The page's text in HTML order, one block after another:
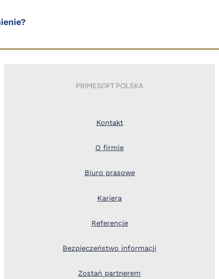
PRIMESOFT POLSKA
Kontakt
O firmie
Biuro prasowe
Kariera
Referencje
Bezpieczeństwo informacji
Zostań partnerem